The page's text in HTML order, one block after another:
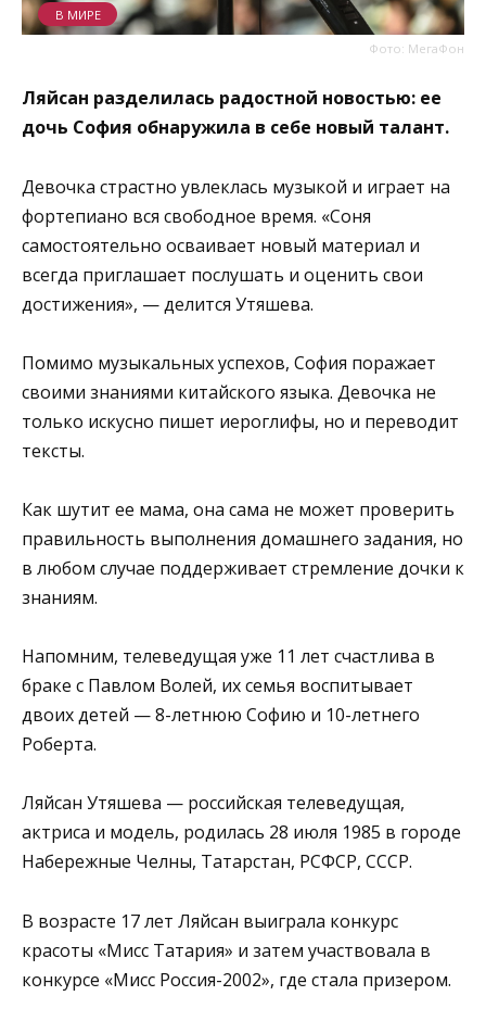
Фото: МегаФон
В МИРЕ
Ляйсан разделилась радостной новостью: ее
дочь София обнаружила в себе новый талант.
Девочка страстно увлеклась музыкой и играет на
фортепиано вся свободное время. «Соня
самостоятельно осваивает новый материал и
всегда приглашает послушать и оценить свои
достижения», — делится Утяшева.
Помимо музыкальных успехов, София поражает
своими знаниями китайского языка. Девочка не
только искусно пишет иероглифы, но и переводит
тексты.
Как шутит ее мама, она сама не может проверить
правильность выполнения домашнего задания, но
в любом случае поддерживает стремление дочки к
знаниям.
Напомним, телеведущая уже 11 лет счастлива в
браке с Павлом Волей, их семья воспитывает
двоих детей — 8-летнюю Софию и 10-летнего
Роберта.
Ляйсан Утяшева — российская телеведущая,
актриса и модель, родилась 28 июля 1985 в городе
Набережные Челны, Татарстан, РСФСР, СССР.
В возрасте 17 лет Ляйсан выиграла конкурс
красоты «Мисс Татария» и затем участвовала в
конкурсе «Мисс Россия-2002», где стала призером.